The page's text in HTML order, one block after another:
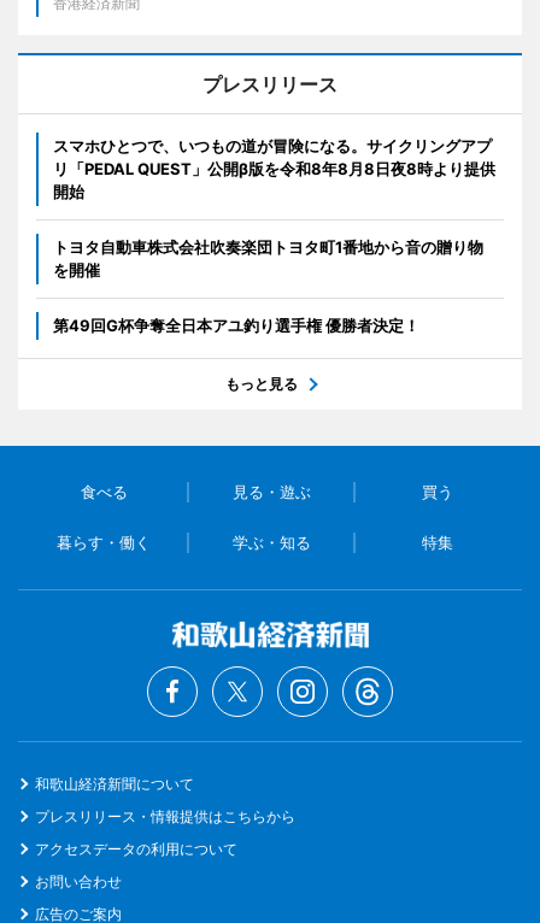
プレスリリース
スマホひとつで、いつもの道が冒険になる。サイクリングアプ
リ「PEDAL QUEST」公開β版を令和8年8月8日夜8時より提供
開始
トヨタ自動車株式会社吹奏楽団トヨタ町1番地から音の贈り物
を開催
第49回G杯争奪全日本アユ釣り選手権 優勝者決定！
もっと見る
食べる 見る・遊ぶ 買う
暮らす・働く 学ぶ・知る 特集
和歌山経済新聞について
プレスリリース・情報提供はこちらから
アクセスデータの利用について
お問い合わせ
広告のご案内